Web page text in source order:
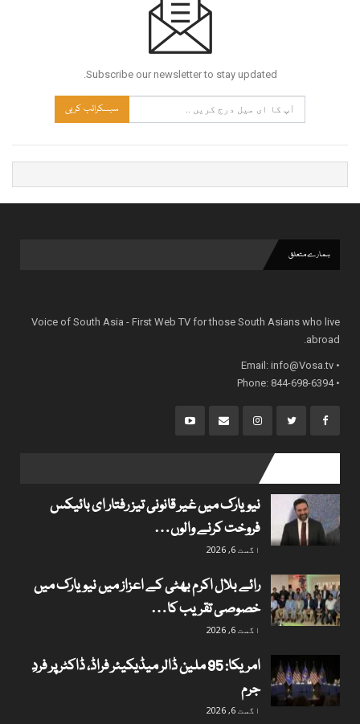
Subscribe our newsletter to stay updated.
سبسکرائب کریں
ہمارے متعلق
Voice of South Asia - First Web TV for those South Asians who live
abroad.
• Email:
info@Vosa.tv
• Phone: 844-698-6394
نیویارک میں غیر قانونی تیز رفتار ای بائیکس
فروخت کرنے والوں…
اگست 6, 2026
رائے بلال اکرم بھٹی کے اعزاز میں نیویارک میں
خصوصی تقریب کا…
اگست 6, 2026
امریکا: 95 ملین ڈالر میڈیکیئر فراڈ، ڈاکٹر پر فردِ
جرم
اگست 6, 2026